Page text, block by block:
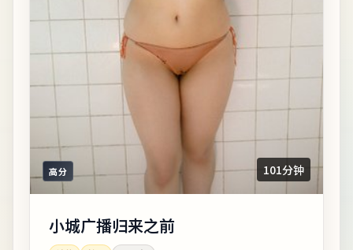
高分 101分钟
小城广播归来之前